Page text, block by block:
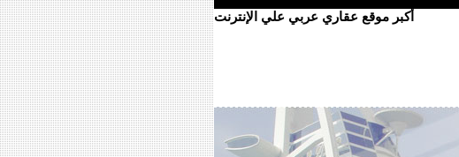
أكبر موقع عقاري عربي علي الإنترنت